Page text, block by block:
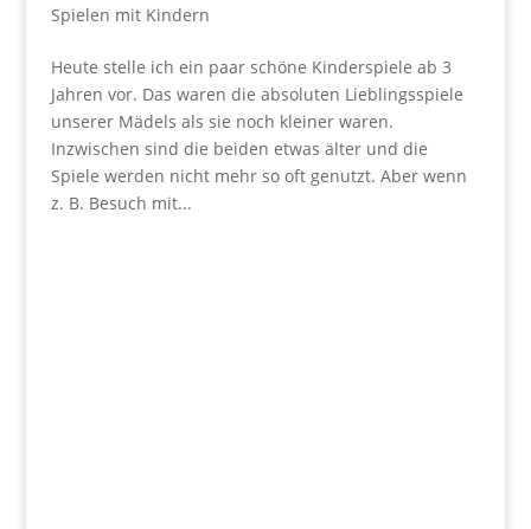
Spielen mit Kindern
Heute stelle ich ein paar schöne Kinderspiele ab 3
Jahren vor. Das waren die absoluten Lieblingsspiele
unserer Mädels als sie noch kleiner waren.
Inzwischen sind die beiden etwas älter und die
Spiele werden nicht mehr so oft genutzt. Aber wenn
z. B. Besuch mit...